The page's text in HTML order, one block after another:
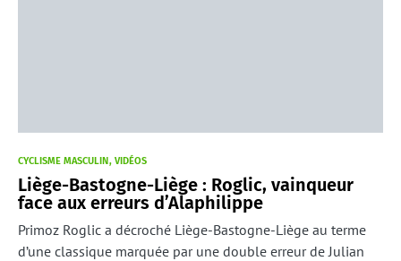
CYCLISME MASCULIN VIDÉOS
Liège-Bastogne-Liège : Roglic, vainqueur
face aux erreurs d’Alaphilippe
Primoz Roglic a décroché Liège-Bastogne-Liège au terme
d’une classique marquée par une double erreur de Julian